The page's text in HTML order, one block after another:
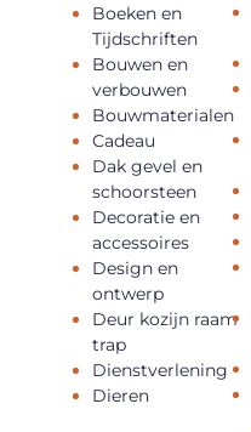
Boeken en
Tijdschriften
Bouwen en
verbouwen
Bouwmaterialen
Cadeau
Dak gevel en
schoorsteen
Decoratie en
accessoires
Design en
ontwerp
Deur kozijn raam
trap
Dienstverlening
Dieren